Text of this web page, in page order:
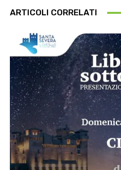
ARTICOLI CORRELATI